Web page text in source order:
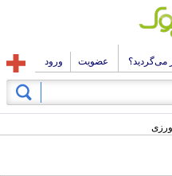
می‌گردید؟ عضویت ورود